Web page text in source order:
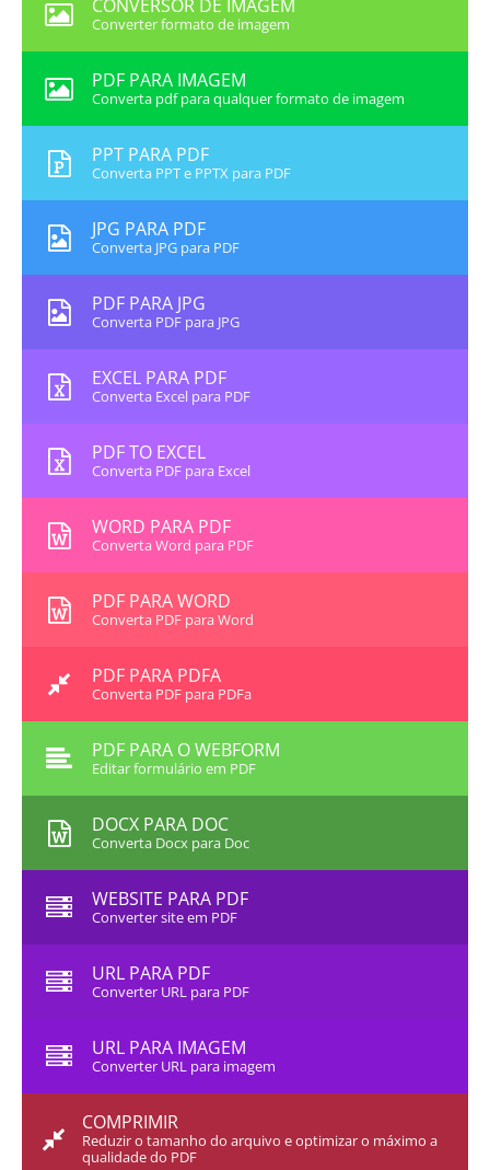
CONVERSOR DE IMAGEM
Converter formato de imagem
PDF PARA IMAGEM
Converta pdf para qualquer formato de imagem
PPT PARA PDF
Converta PPT e PPTX para PDF
JPG PARA PDF
Converta JPG para PDF
PDF PARA JPG
Converta PDF para JPG
EXCEL PARA PDF
Converta Excel para PDF
PDF TO EXCEL
Converta PDF para Excel
WORD PARA PDF
Converta Word para PDF
PDF PARA WORD
Converta PDF para Word
PDF PARA PDFA
Converta PDF para PDFa
PDF PARA O WEBFORM
Editar formulário em PDF
DOCX PARA DOC
Converta Docx para Doc
WEBSITE PARA PDF
Converter site em PDF
URL PARA PDF
Converter URL para PDF
URL PARA IMAGEM
Converter URL para imagem
COMPRIMIR
Reduzir o tamanho do arquivo e optimizar o máximo a
qualidade do PDF